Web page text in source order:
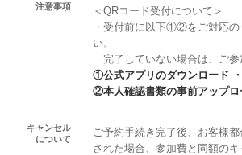
注意事項
＜QRコード受付について＞
・受付前に以下①②をご対応の
い。
完了していない場合は、ご参
①公式アプリのダウンロード
②本人確認書類の事前アップロ
キャンセル
について
ご予約手続き完了後、お客様
された場合、参加費と同額の